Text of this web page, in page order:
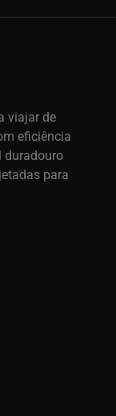
viajar de
eficiência
duradouro
para